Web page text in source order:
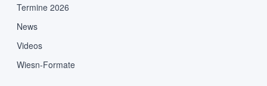
Termine 2026
News
Videos
Wiesn-Formate